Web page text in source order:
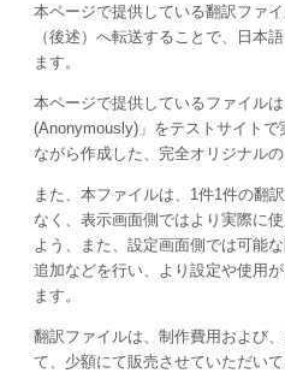
本ページで提供している翻訳ファ
（後述）へ転送することで、日本
ます。
本ページで提供しているファイルは
(Anonymously) 」をテストサイト
ながら作成した、完全オリジナル
また、本ファイルは、1件1件の翻
なく、表示画面側ではより実際に
よう、また、設定画面側では可能
追加などを行い、より設定や使用
ます。
翻訳ファイルは、制作費用および
て、少額にて販売させていただい